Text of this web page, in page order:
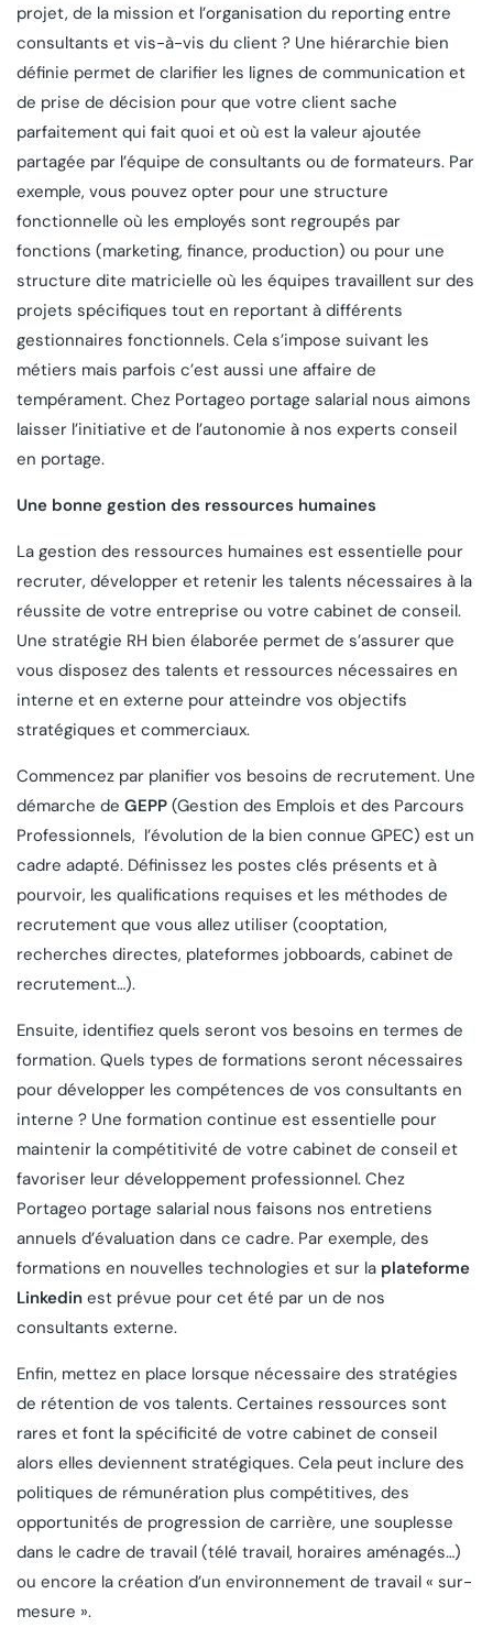
projet, de la mission et l’organisation du reporting entre
consultants et vis-à-vis du client ? Une hiérarchie bien
définie permet de clarifier les lignes de communication et
de prise de décision pour que votre client sache
parfaitement qui fait quoi et où est la valeur ajoutée
partagée par l’équipe de consultants ou de formateurs. Par
exemple, vous pouvez opter pour une structure
fonctionnelle où les employés sont regroupés par
fonctions (marketing, finance, production) ou pour une
structure dite matricielle où les équipes travaillent sur des
projets spécifiques tout en reportant à différents
gestionnaires fonctionnels. Cela s’impose suivant les
métiers mais parfois c’est aussi une affaire de
tempérament. Chez Portageo portage salarial nous aimons
laisser l’initiative et de l’autonomie à nos experts conseil
en portage.
Une bonne gestion des ressources humaines
La gestion des ressources humaines est essentielle pour
recruter, développer et retenir les talents nécessaires à la
réussite de votre entreprise ou votre cabinet de conseil.
Une stratégie RH bien élaborée permet de s’assurer que
vous disposez des talents et ressources nécessaires en
interne et en externe pour atteindre vos objectifs
stratégiques et commerciaux.
Commencez par planifier vos besoins de recrutement. Une
démarche de GEPP (Gestion des Emplois et des Parcours
Professionnels, l’évolution de la bien connue GPEC) est un
cadre adapté. Définissez les postes clés présents et à
pourvoir, les qualifications requises et les méthodes de
recrutement que vous allez utiliser (cooptation,
recherches directes, plateformes jobboards, cabinet de
recrutement…).
Ensuite, identifiez quels seront vos besoins en termes de
formation. Quels types de formations seront nécessaires
pour développer les compétences de vos consultants en
interne ? Une formation continue est essentielle pour
maintenir la compétitivité de votre cabinet de conseil et
favoriser leur développement professionnel. Chez
Portageo portage salarial nous faisons nos entretiens
annuels d’évaluation dans ce cadre. Par exemple, des
formations en nouvelles technologies et sur la plateforme
Linkedin est prévue pour cet été par un de nos
consultants externe.
Enfin, mettez en place lorsque nécessaire des stratégies
de rétention de vos talents. Certaines ressources sont
rares et font la spécificité de votre cabinet de conseil
alors elles deviennent stratégiques. Cela peut inclure des
politiques de rémunération plus compétitives, des
opportunités de progression de carrière, une souplesse
dans le cadre de travail (télé travail, horaires aménagés…)
ou encore la création d’un environnement de travail « sur-
mesure ».